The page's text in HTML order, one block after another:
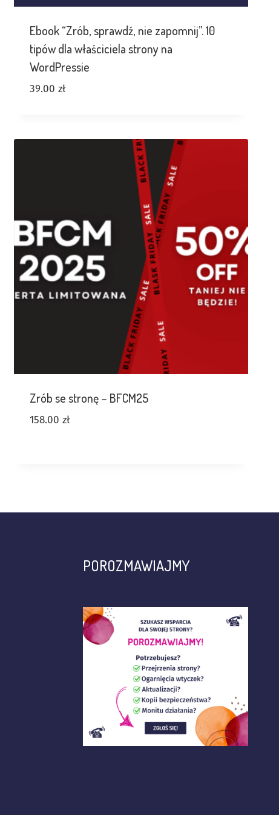
Ebook “Zrób, sprawdź, nie zapomnij”. 10
tipów dla właściciela strony na
WordPressie
39.00 zł
Zrób se stronę – BFCM25
158.00 zł
POROZMAWIAJMY